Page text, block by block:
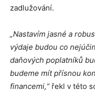
zadlužování.
„Nastavím jasné a
výdaje budou co
daňových poplatníků
budeme mít přísnou
financemi,“řekl v této